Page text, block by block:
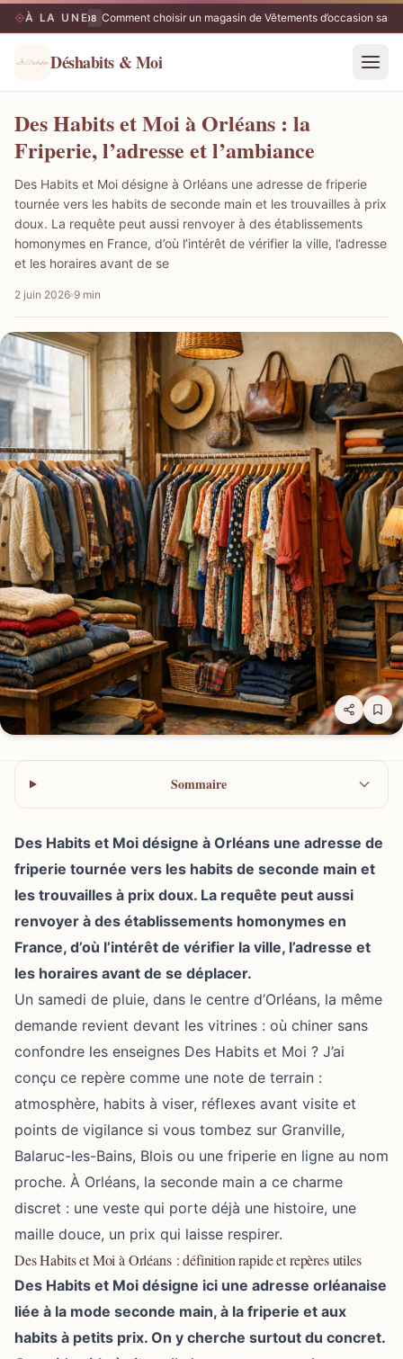
À LA UNE
08/08 Comment choisir un magasin de Vêtements d’occasion sans
Déshabits & Moi
Des Habits et Moi à Orléans : la
Friperie, l’adresse et l’ambiance
Des Habits et Moi désigne à Orléans une adresse de friperie
tournée vers les habits de seconde main et les trouvailles à prix
doux. La requête peut aussi renvoyer à des établissements
homonymes en France, d’où l’intérêt de vérifier la ville, l’adresse
et les horaires avant de se
2 juin 2026 9 min
Sommaire
Des Habits et Moi désigne à Orléans une adresse de
friperie tournée vers les habits de seconde main et
les trouvailles à prix doux. La requête peut aussi
renvoyer à des établissements homonymes en
France, d’où l’intérêt de vérifier la ville, l’adresse et
les horaires avant de se déplacer.
Un samedi de pluie, dans le centre d’Orléans, la même
demande revient devant les vitrines : où chiner sans
confondre les enseignes Des Habits et Moi ? J’ai
conçu ce repère comme une note de terrain :
atmosphère, habits à viser, réflexes avant visite et
points de vigilance si vous tombez sur Granville,
Balaruc-les-Bains, Blois ou une friperie en ligne au nom
proche. À Orléans, la seconde main a ce charme
discret : une veste qui porte déjà une histoire, une
maille douce, un prix qui laisse respirer.
Des Habits et Moi à Orléans : définition rapide et repères utiles
Des Habits et Moi désigne ici une adresse orléanaise
liée à la mode seconde main, à la friperie et aux
habits à petits prix. On y cherche surtout du concret.